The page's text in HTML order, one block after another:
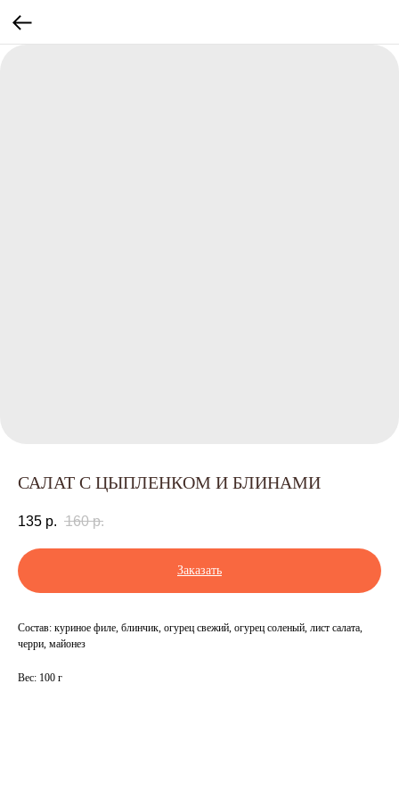
САЛАТ С ЦЫПЛЕНКОМ И БЛИНАМИ
135 р. 160 р.
Заказать
Состав: куриное филе, блинчик, огурец свежий, огурец соленый, лист салата,
черри, майонез
Вес: 100 г